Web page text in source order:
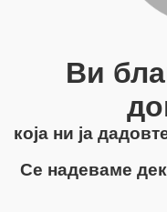
Ви
која ни ја
Се надеваме